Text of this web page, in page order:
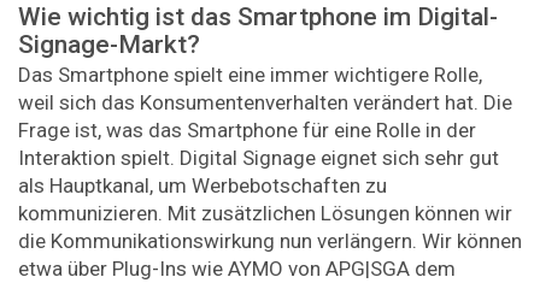
Wie wichtig ist das Smartphone im Digital-
Signage-Markt?
Das Smartphone spielt eine immer wichtigere Rolle,
weil sich das Konsumentenverhalten verändert hat. Die
Frage ist, was das Smartphone für eine Rolle in der
Interaktion spielt. Digital Signage eignet sich sehr gut
als Hauptkanal, um Werbebotschaften zu
kommunizieren. Mit zusätzlichen Lösungen können wir
die Kommunikationswirkung nun verlängern. Wir können
etwa über Plug-Ins wie AYMO von APG|SGA dem